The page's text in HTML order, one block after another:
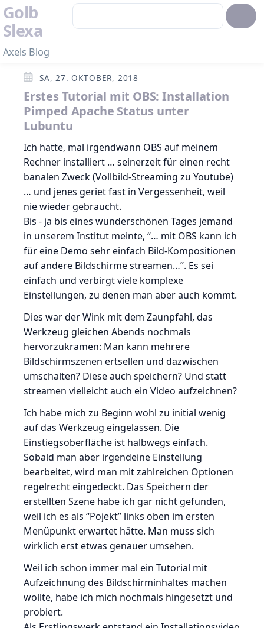
Golb
Slexa
Axels Blog
SA, 27. OKTOBER, 2018
Erstes Tutorial mit OBS: Installation
Pimped Apache Status unter
Lubuntu
Ich hatte, mal irgendwann OBS auf meinem
Rechner installiert … seinerzeit für einen recht
banalen Zweck (Vollbild-Streaming zu Youtube)
… und jenes geriet fast in Vergessenheit, weil
nie wieder gebraucht.
Bis - ja bis eines wunderschönen Tages jemand
in unserem Institut meinte, “… mit OBS kann ich
für eine Demo sehr einfach Bild-Kompositionen
auf andere Bildschirme streamen…”. Es sei
einfach und verbirgt viele komplexe
Einstellungen, zu denen man aber auch kommt.
Dies war der Wink mit dem Zaunpfahl, das
Werkzeug gleichen Abends nochmals
hervorzukramen: Man kann mehrere
Bildschirmszenen ertsellen und dazwischen
umschalten? Diese auch speichern? Und statt
streamen vielleicht auch ein Video aufzeichnen?
Ich habe mich zu Beginn wohl zu initial wenig
auf das Werkzeug eingelassen. Die
Einstiegsoberfläche ist halbwegs einfach.
Sobald man aber irgendeine Einstellung
bearbeitet, wird man mit zahlreichen Optionen
regelrecht eingedeckt. Das Speichern der
erstellten Szene habe ich gar nicht gefunden,
weil ich es als “Pojekt” links oben im ersten
Menüpunkt erwartet hätte. Man muss sich
wirklich erst etwas genauer umsehen.
Weil ich schon immer mal ein Tutorial mit
Aufzeichnung des Bildschirminhaltes machen
wollte, habe ich mich nochmals hingesetzt und
probiert.